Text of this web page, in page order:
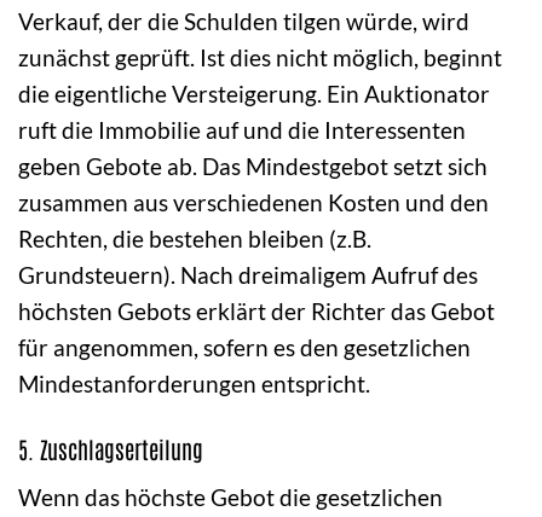
Verkauf, der die Schulden tilgen würde, wird
zunächst geprüft. Ist dies nicht möglich, beginnt
die eigentliche Versteigerung. Ein Auktionator
ruft die Immobilie auf und die Interessenten
geben Gebote ab. Das Mindestgebot setzt sich
zusammen aus verschiedenen Kosten und den
Rechten, die bestehen bleiben (z.B.
Grundsteuern). Nach dreimaligem Aufruf des
höchsten Gebots erklärt der Richter das Gebot
für angenommen, sofern es den gesetzlichen
Mindestanforderungen entspricht.
5. Zuschlagserteilung
Wenn das höchste Gebot die gesetzlichen